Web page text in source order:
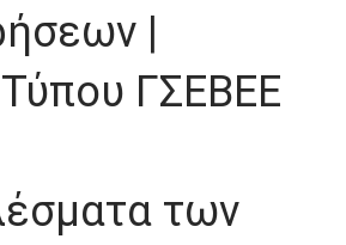
|
ΓΣΕΒΕΕ
των